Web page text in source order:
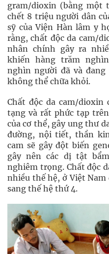
gram/dioxin (bằng một
chết 8 triệu người dân
sỹ của Viện Hàn lâm y
rằng, chất độc da cam/
nhân chính gây ra
khiến hàng trăm
nghìn người đã và
không thể chữa khỏi.
Chất độc da cam/
tạng và rất phức tạp
của cơ thể, gây ung thư
đường, nội tiết, thần
cam sẽ gây đột biến
gây nên các dị tật
nghiêm trọng. Chất độc
nhiều thế hệ, ở Việt
sang thế hệ thứ 4.